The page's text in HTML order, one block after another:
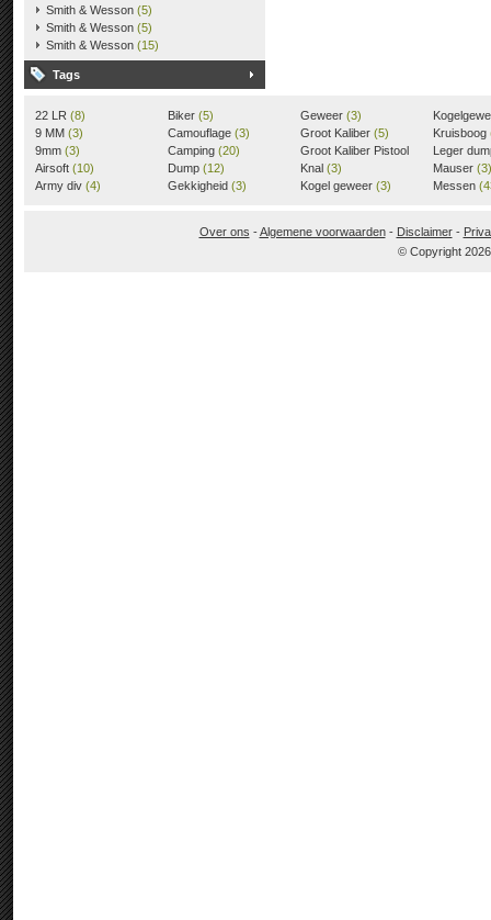
Smith & Wesson (5)
Smith & Wesson (5)
Smith & Wesson (15)
Tags
22 LR (8)
9 MM (3)
9mm (3)
Airsoft (10)
Army div (4)
Biker (5)
Camouflage (3)
Camping (20)
Dump (12)
Gekkigheid (3)
Geweer (3)
Groot Kaliber (5)
Groot Kaliber Pistool
(3)
Knal (3)
Kogel geweer (3)
Kruisboog
Leger
Mauser (3)
Messen
Over ons -Algemene voorwaarden- Disclaimer-
© Copyright